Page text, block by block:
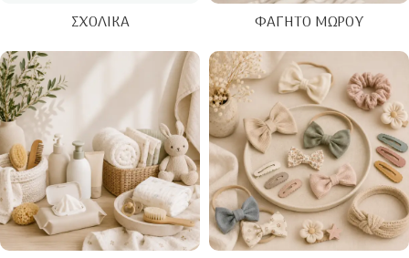
ΣΧΟΛΙΚΆ ΦΑΓΗΤΌ ΜΩΡΟΎ